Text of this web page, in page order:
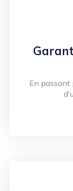
En passant